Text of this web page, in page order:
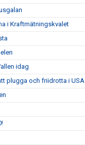
i Kraftmätningskvalet
idag
plugga och friidrotta i USA